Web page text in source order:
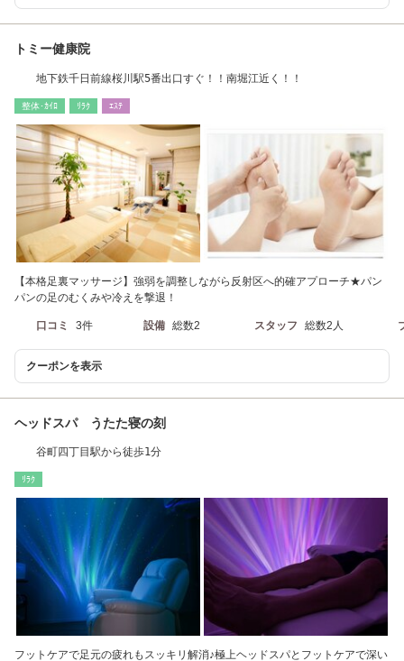
トミー健康院
地下鉄千日前線桜川駅5番出口すぐ！！南堀江近く！！
整体･ｶｲﾛ ﾘﾗｸ ｴｽﾃ
【本格足裏マッサージ】強弱を調整しながら反射区へ的確アプローチ★パン
パンの足のむくみや冷えを撃退！
口コミ 3件 設備 総数2 スタッフ 総数2人
クーポンを表示
ヘッドスパ うたた寝の刻
谷町四丁目駅から徒歩1分
ﾘﾗｸ
フットケアで足元の疲れもスッキリ解消♪極上ヘッドスパとフットケアで深い